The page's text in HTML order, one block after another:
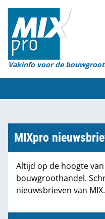
Vakinfo voor de
Home
Magazines
Organisaties
Marktcijfers
Partners
MIXpro
Altijd op de hoogte
bouwgroothandel.
nieuwsbrieven van MIX.